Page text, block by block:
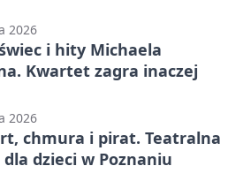
2026
i hity Michaela
Kwartet zagra inaczej
2026
chmura i pirat. Teatralna
dzieci w Poznaniu